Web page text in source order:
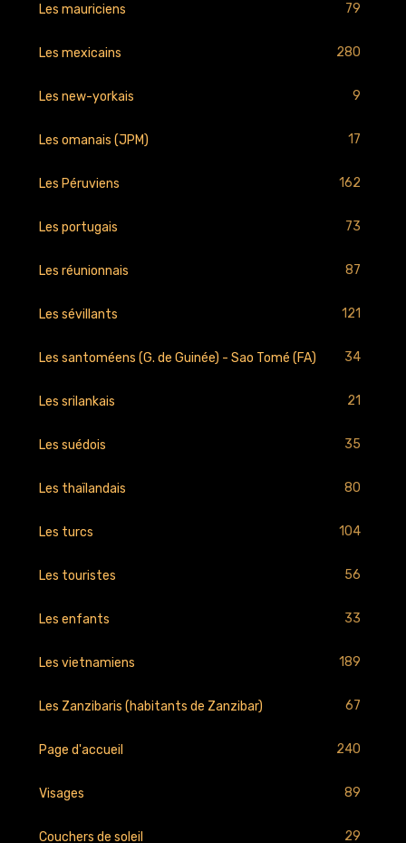
Les mauriciens 79
Les mexicains 280
Les new-yorkais 9
Les omanais (JPM) 17
Les Péruviens 162
Les portugais 73
Les réunionnais 87
Les sévillants 121
Les santoméens (G. de Guinée) - Sao Tomé (FA) 34
Les srilankais 21
Les suédois 35
Les thaïlandais 80
Les turcs 104
Les touristes 56
Les enfants 33
Les vietnamiens 189
Les Zanzibaris (habitants de Zanzibar) 67
Page d'accueil 240
Visages 89
Couchers de soleil 29